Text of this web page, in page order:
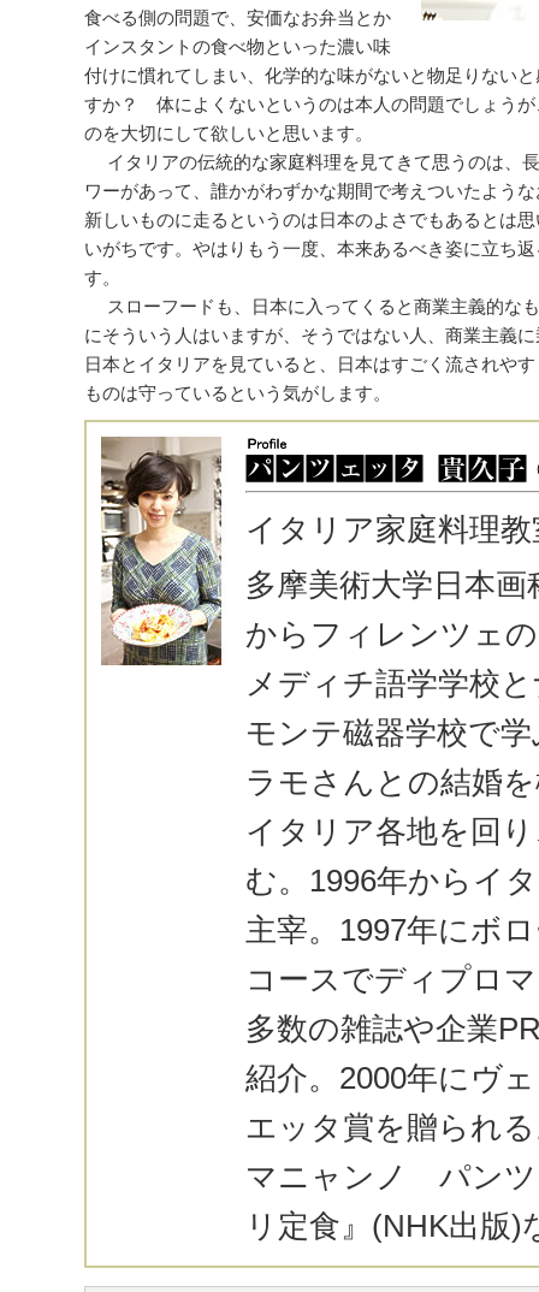
食べる側の問題で、安価なお弁当とか
インスタントの食べ物といった濃い味
付けに慣れてしまい、化学的な味がないと物足りない
すか？ 体によくないというのは本人の問題でしょう
のを大切にして欲しいと思います。
イタリアの伝統的な家庭料理を見てきて思うのは、
ワーがあって、誰かがわずかな期間で考えついたよう
新しいものに走るというのは日本のよさでもあるとは
いがちです。やはりもう一度、本来あるべき姿に立ち
す。
スローフードも、日本に入ってくると商業主義的な
にそういう人はいますが、そうではない人、商業主義
日本とイタリアを見ていると、日本はすごく流されや
ものは守っているという気がします。
イタリア家庭料理
多摩美術大学日本
からフィレンツェ
メディチ語学学校
モンテ磁器学校で
ラモさんとの結婚
イタリア各地を回
む。1996年からイ
主宰。1997年にボ
コースでディプロ
多数の雑誌や企業
紹介。2000年にヴ
エッタ賞を贈られ
マニャンノ パン
リ定食』(NHK出版)